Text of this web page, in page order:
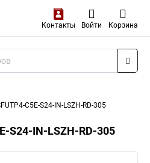
Контакты Войти Корзина
C5E-S24-IN-LSZH-RD-305
S24-IN-LSZH-RD-305